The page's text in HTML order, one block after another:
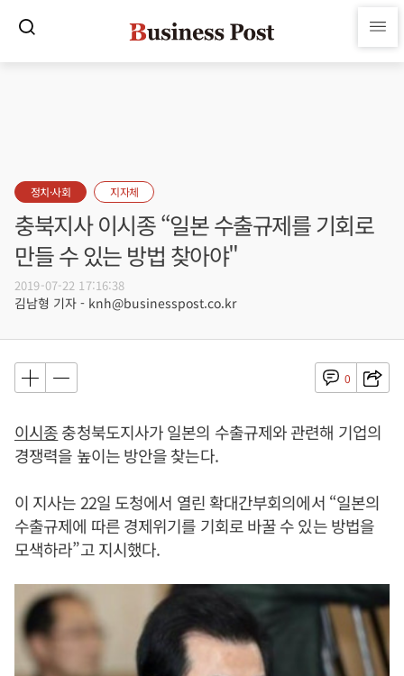
정치·사회 지자체
충북지사 이시종 “일본 수출규제를 기회로
만들 수 있는 방법 찾아야"
2019-07-22 17:16:38
김남형 기자 - knh@businesspost.co.kr
0
이시종충청북도지사가 일본의 수출규제와 관련해 기업의
경쟁력을 높이는 방안을 찾는다.
이 지사는 22일 도청에서 열린 확대간부회의에서 “일본의
수출규제에 따른 경제위기를 기회로 바꿀 수 있는 방법을
모색하라”고 지시했다.